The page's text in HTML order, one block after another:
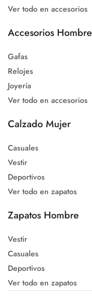
Ver todo en accesorios
Accesorios Hombre
Gafas
Relojes
Joyería
Ver todo en accesorios
Calzado Mujer
Casuales
Vestir
Deportivos
Ver todo en zapatos
Zapatos Hombre
Vestir
Casuales
Deportivos
Ver todo en zapatos